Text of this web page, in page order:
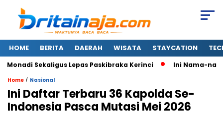
HOME BERITA DAERAH WISATA STAYCATION
Sekaligus Lepas Paskibraka Kerinci Ini Nama-nama
Home / Nasional
Ini Daftar Terbaru 36 Kapolda Se-
Indonesia Pasca Mutasi Mei 2026